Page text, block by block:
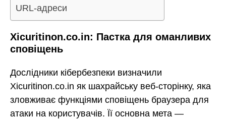
URL-адреси
Xicuritinon.co.in: Пастка для оманливих
сповіщень
Дослідники кібербезпеки визначили
Xicuritinon.co.in як шахрайську веб-сторінку, яка
зловживає функціями сповіщень браузера для
атаки на користувачів. Її основна мета —